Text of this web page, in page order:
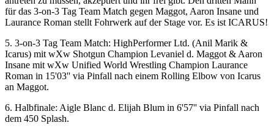
für das 3-on-3 Tag Team Match gegen Maggot, Aaron Insane und
Laurance Roman stellt Fohrwerk auf der Stage vor. Es ist ICARUS!
5. 3-on-3 Tag Team Match: HighPerformer Ltd. (Anil Marik &
Icarus) mit wXw Shotgun Champion Levaniel d. Maggot & Aaron
Insane mit wXw Unified World Wrestling Champion Laurance
Roman in 15'03'' via Pinfall nach einem Rolling Elbow von Icarus
an Maggot.
6. Halbfinale: Aigle Blanc d. Elijah Blum in 6'57'' via Pinfall nach
dem 450 Splash.